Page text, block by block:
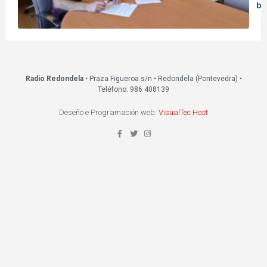
Radio Redondela• Praza Figueroa s/n • Redondela (Pontevedra) •
Teléfono: 986 408139
Deseño e Programación web: VisualTec Host